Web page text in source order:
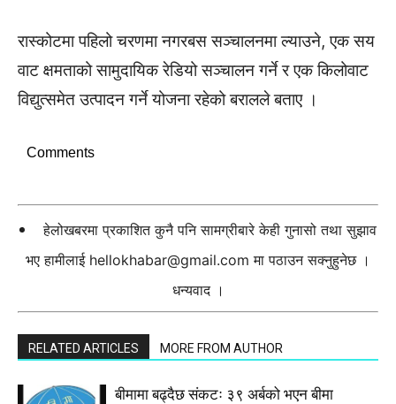
रास्कोटमा पहिलो चरणमा नगरबस सञ्चालनमा ल्याउने, एक सय
वाट क्षमताको सामुदायिक रेडियो सञ्चालन गर्ने र एक किलोवाट
विद्युत्समेत उत्पादन गर्ने योजना रहेको बरालले बताए ।
Comments
हेलोखबरमा प्रकाशित कुनै पनि सामग्रीबारे केही गुनासो तथा सुझाव
भए हामीलाई hellokhabar@gmail.com मा पठाउन सक्नुहुनेछ ।
धन्यवाद ।
RELATED ARTICLES MORE FROM AUTHOR
बीमामा बढ्दैछ संकटः ३९ अर्बको भएन बीमा